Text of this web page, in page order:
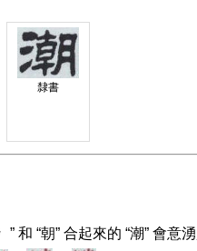
隸書
和 “朝” 合起來的 “潮” 會意